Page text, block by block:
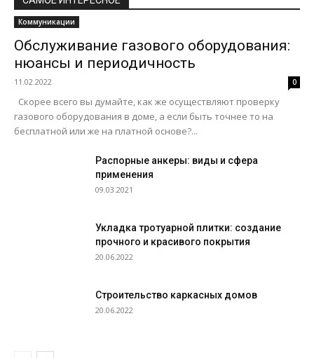
Коммуникации
Обслуживание газового оборудования:
нюансы и периодичность
11.02.2022 0
Скорее всего вы думайте, как же осуществляют проверку
газового оборудования в доме, а если быть точнее то на
бесплатной или же на платной основе?...
Распорные анкеры: виды и сфера
применения
09.03.2021
Укладка тротуарной плитки: создание
прочного и красивого покрытия
20.06.2022
Строительство каркасных домов
20.06.2022